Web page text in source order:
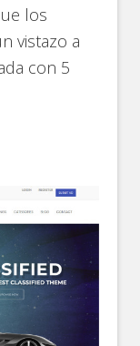
los
vistazo a
con 5